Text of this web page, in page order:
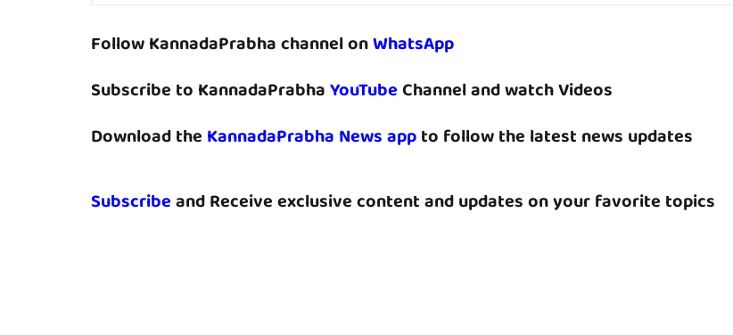
Follow KannadaPrabha channel onWhatsApp
Subscribe to KannadaPrabhaYouTubeChannel and watch Videos
Download the KannadaPrabha News appto follow the latest news updates
Subscribeand Receive exclusive content and updates on your favorite topics